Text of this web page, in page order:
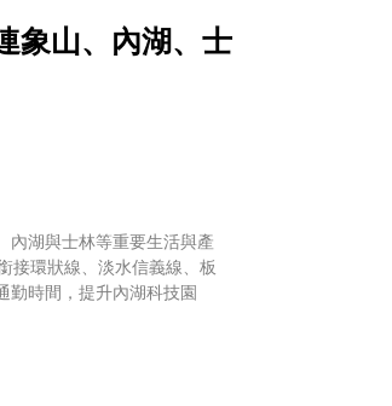
象山、內湖、士
內湖與士林等重要生活與產
接環狀線、淡水信義線、板
勤時間，提升內湖科技園